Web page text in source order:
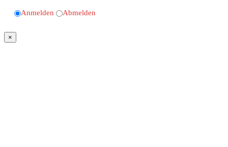
Anmelden Abmelden
×